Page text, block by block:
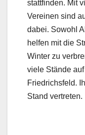
stattfinden. Mit
Vereinen sind
dabei. Sowohl
helfen mit die
Winter zu
viele Stände
Friedrichsfeld.
Stand vertreten.